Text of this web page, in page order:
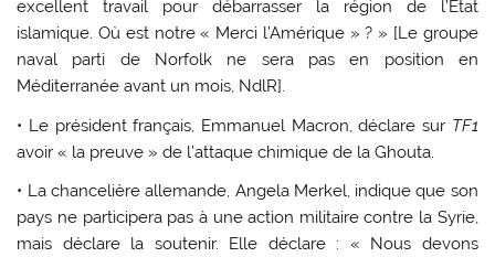
excellent travail pour débarrasser la région de l’État
islamique. Où est notre « Merci l’Amérique » ? » [Le groupe
naval parti de Norfolk ne sera pas en position en
Méditerranée avant un mois, NdlR].
• Le président français, Emmanuel Macron, déclare sur TF1
avoir « la preuve » de l’attaque chimique de la Ghouta.
• La chancelière allemande, Angela Merkel, indique que son
pays ne participera pas à une action militaire contre la Syrie,
mais déclare la soutenir. Elle déclare : « Nous devons